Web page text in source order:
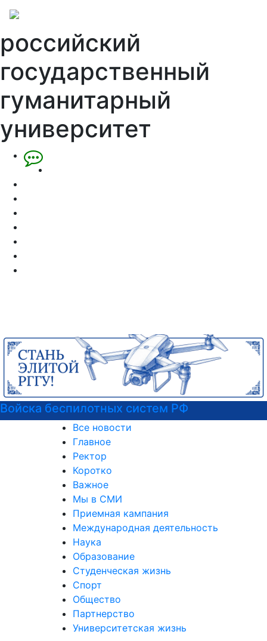
российский
государственный
гуманитарный
университет
Курсы немецкого языка
Все новости
Главное
Ректор
Коротко
Важное
Мы в СМИ
Приемная кампания
Международная деятельность
Наука
Образование
Студенческая жизнь
Спорт
Общество
Партнерство
Университетская жизнь